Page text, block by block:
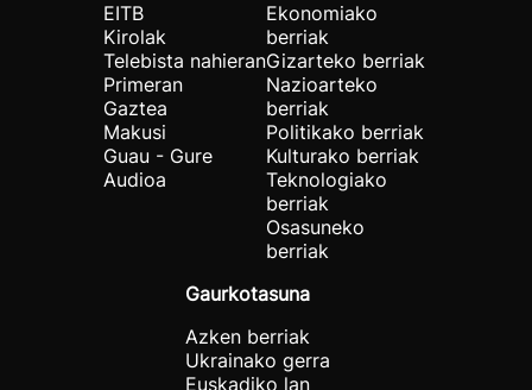
EITB
Kirolak
Telebista nahieran
Primeran
Gaztea
Makusi
Guau - Gure
Audioa
Ekonomiako
berriak
Gizarteko berriak
Nazioarteko
berriak
Politikako berriak
Kulturako berriak
Teknologiako
berriak
Osasuneko
berriak
Gaurkotasuna
Azken berriak
Ukrainako gerra
Euskadiko lan